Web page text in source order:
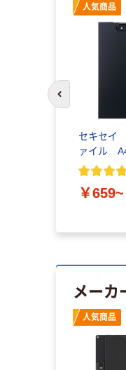
人気商品
セキセイ
ァイル
￥659~
メーカ
人気商品